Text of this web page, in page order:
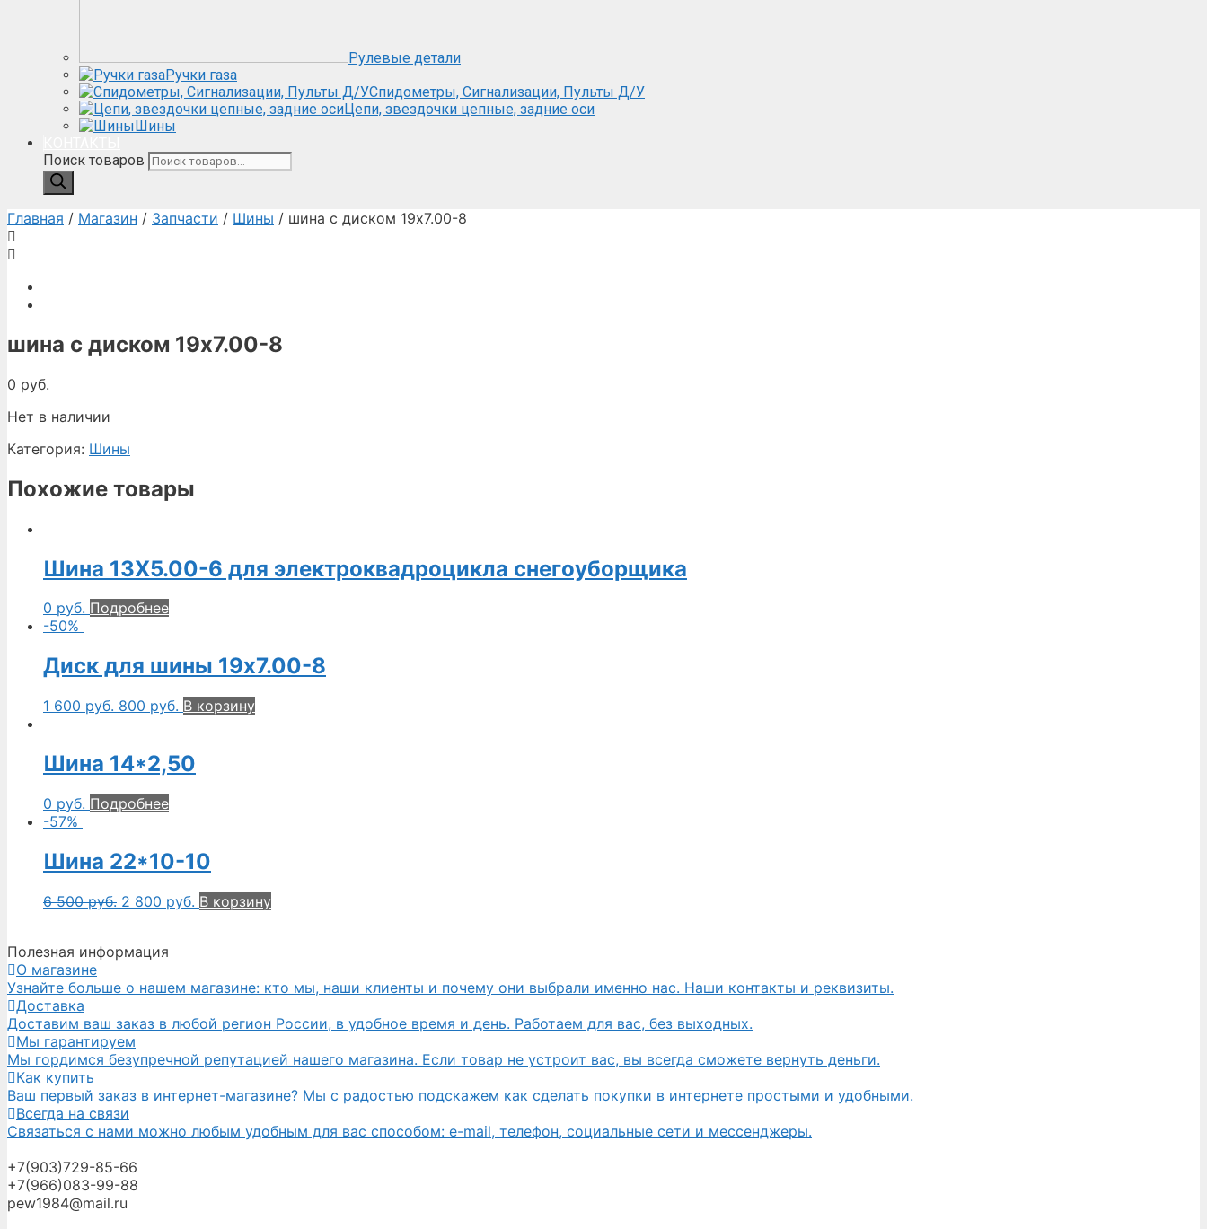
Рулевые детали
Ручки газа
Спидометры, Сигнализации, Пульты Д/У
Цепи, звездочки цепные, задние оси
Шины
Поиск товаров
Главная / Магазин / Запчасти / Шины / шина с диском 19х7.00-8
шина с диском 19х7.00-8
0 руб.
Нет в наличии
Категория: Шины
Похожие товары
Шина 13Х5.00-6 для электроквадроцикла снегоуборщика
0 руб. Подробнее
-50%
Диск для шины 19х7.00-8
1 600руб. 800 руб. В корзину
Шина 14*2,50
0 руб. Подробнее
-57%
Шина 22*10-10
6 500руб. 2 800 руб. В корзину
Полезная информация
О магазине
Узнайте больше о нашем магазине: кто мы, наши клиенты и почему они выбрали именно нас. Наши контакты и реквизиты.
Доставка
Доставим ваш заказ в любой регион России, в удобное время и день. Работаем для вас, без выходных.
Мы гарантируем
Мы гордимся безупречной репутацией нашего магазина. Если товар не устроит вас, вы всегда сможете вернуть деньги.
Как купить
Ваш первый заказ в интернет-магазине? Мы с радостью подскажем как сделать покупки в интернете простыми и удобными.
Всегда на связи
Связаться с нами можно любым удобным для вас способом: e-mail, телефон, социальные сети и мессенджеры.
+7(903)729-85-66
+7(966)083-99-88
pew1984@mail.ru